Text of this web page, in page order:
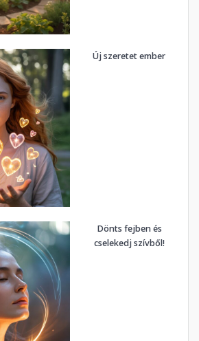
Új szeretet ember
Dönts fejben és
cselekedj szívből!